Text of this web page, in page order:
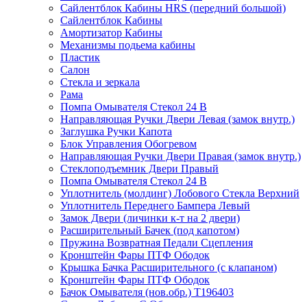
Сайлентблок Кабины HRS (передний большой)
Сайлентблок Кабины
Амортизатор Кабины
Механизмы подьема кабины
Пластик
Салон
Стекла и зеркала
Рама
Помпа Омывателя Стекол 24 В
Направляющая Ручки Двери Левая (замок внутр.)
Заглушка Ручки Капота
Блок Управления Обогревом
Направляющая Ручки Двери Правая (замок внутр.)
Стеклоподъемник Двери Правый
Помпа Омывателя Стекол 24 В
Уплотнитель (молдинг) Лобового Стекла Верхний
Уплотнитель Переднего Бампера Левый
Замок Двери (личинки к-т на 2 двери)
Расширительный Бачек (под капотом)
Пружина Возвратная Педали Сцепления
Кронштейн Фары ПТФ Ободок
Крышка Бачка Расширительного (с клапаном)
Кронштейн Фары ПТФ Ободок
Бачок Омывателя (нов.обр.) T196403